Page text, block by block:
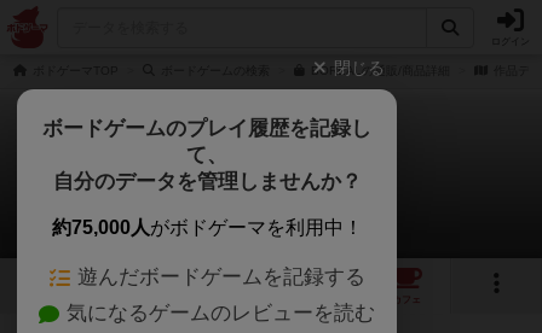
BOREALの通販/商品詳細
ボレアル
14店のカフェ/スペースが提供中
2 2
カフェ
閉じる
ボードゲームのプレイ履歴を記録し
て、
自分のデータを管理しませんか？
約75,000人がボドゲーマを利用中！
遊んだボードゲームを記録する
気になるゲームのレビューを読む